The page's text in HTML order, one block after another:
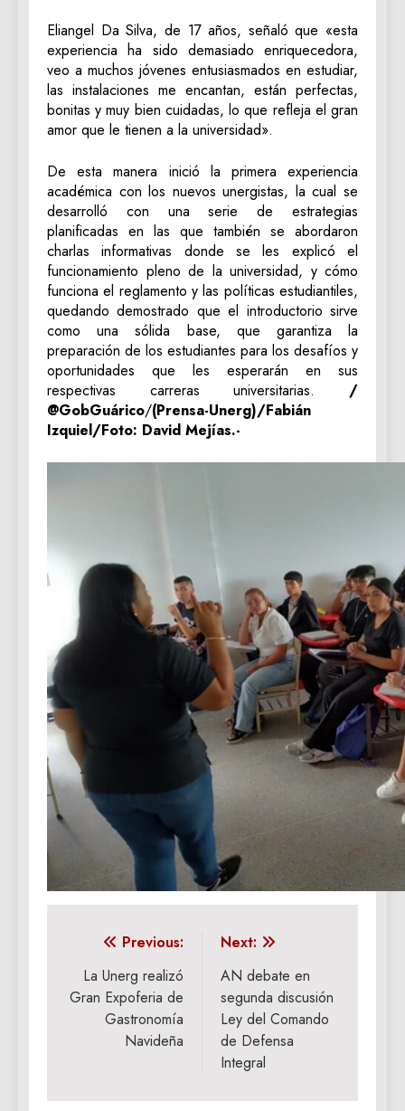
​Eliangel Da Silva, de 17 años, señaló que «esta
experiencia ha sido demasiado enriquecedora,
veo a muchos jóvenes entusiasmados en estudiar,
las instalaciones me encantan, están perfectas,
bonitas y muy bien cuidadas, lo que refleja el gran
amor que le tienen a la universidad».
​De esta manera inició la primera experiencia
académica con los nuevos unergistas, la cual se
desarrolló con una serie de estrategias
planificadas en las que también se abordaron
charlas informativas donde se les explicó el
funcionamiento pleno de la universidad, y cómo
funciona el reglamento y las políticas estudiantiles,
quedando demostrado que el introductorio sirve
como una sólida base, que garantiza la
preparación de los estudiantes para los desafíos y
oportunidades que les esperarán en sus
respectivas carreras universitarias.
/
@GobGuárico/(Prensa-Unerg)/Fabián
Izquiel/Foto: David Mejías.-
Navegación
de
entradas
Previous:
La Unerg realizó
Gran Expoferia de
Gastronomía
Navideña
Next:
AN debate en
segunda discusión
Ley del Comando
de Defensa
Integral